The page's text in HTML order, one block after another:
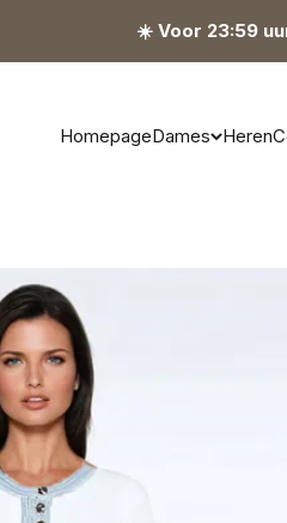
☀️ Voor 23:59
HomepageDames Heren